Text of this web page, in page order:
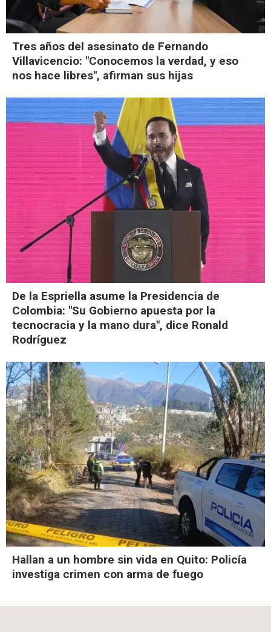
Tres años del asesinato de Fernando
Villavicencio: "Conocemos la verdad, y eso
nos hace libres", afirman sus hijas
De la Espriella asume la Presidencia de
Colombia: "Su Gobierno apuesta por la
tecnocracia y la mano dura", dice Ronald
Rodríguez
Hallan a un hombre sin vida en Quito: Policía
investiga crimen con arma de fuego